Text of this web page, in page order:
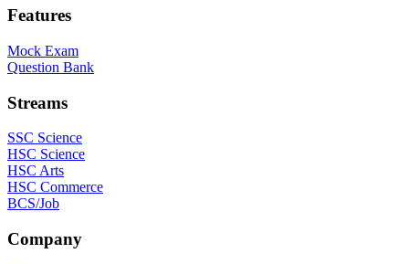
Features
Mock Exam
Question Bank
Streams
SSC Science
HSC Science
HSC Arts
HSC Commerce
BCS/Job
Company